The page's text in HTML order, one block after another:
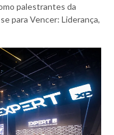
palestrantes da
para Vencer: Liderança,